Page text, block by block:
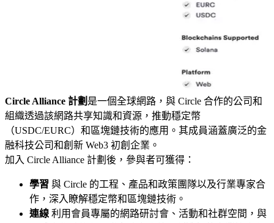
Circle Alliance 計劃 是一個全球網路，與 Circle 合作的公司和
組織透過該網路共享知識和資源，推動穩定幣
（USDC/EURC）和區塊鏈技術的應用。其成員涵蓋廣泛的金
融科技公司和創新 Web3 初創企業。
加入 Circle Alliance 計劃後，參與者可獲得：
學習 與 Circle 的工程、產品和政策團隊以及行業專家合
作，深入瞭解穩定幣和區塊鏈技術。
連線 利用會員專屬的網路研討會、活動和社群空間，與